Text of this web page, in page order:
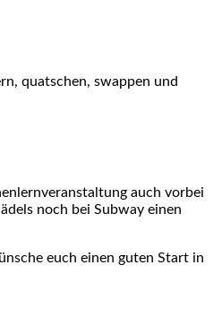
quatschen, swappen und
auch vorbei
noch bei Subway einen
euch einen guten Start in